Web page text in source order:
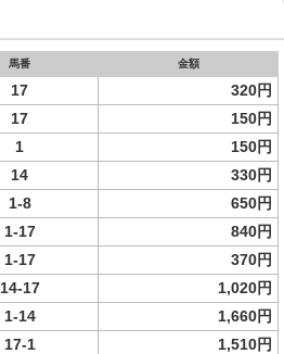
馬番 金額
17 320円
17
150円
1
150円
14
330円
1-8
650円
1-17 840円
1-17
370円
14-17
1,020円
1-14
1,660円
17-1
1,510円